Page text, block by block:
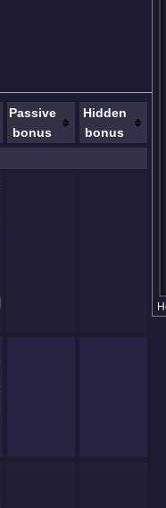
Passive
bonus
Hidden
bonus